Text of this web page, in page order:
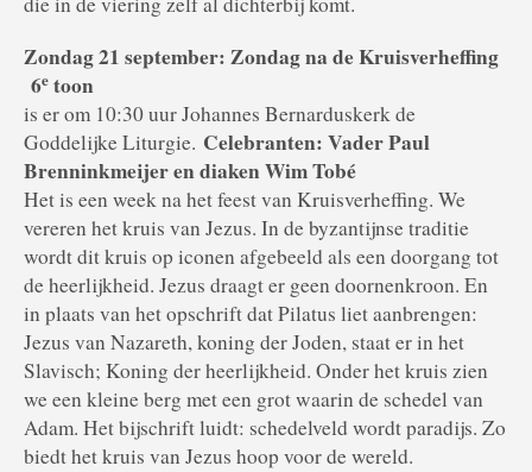
Zondag 21 september: Zondag na de Kruisverheffing
6e toon
is er om 10:30 uur Johannes Bernarduskerk de
Goddelijke Liturgie. Celebranten: Vader Paul
Brenninkmeijer en diaken Wim Tobé
Het is een week na het feest van Kruisverheffing. We
vereren het kruis van Jezus. In de byzantijnse traditie
wordt dit kruis op iconen afgebeeld als een doorgang tot
de heerlijkheid. Jezus draagt er geen doornenkroon. En
in plaats van het opschrift dat Pilatus liet aanbrengen:
Jezus van Nazareth, koning der Joden, staat er in het
Slavisch; Koning der heerlijkheid. Onder het kruis zien
we een kleine berg met een grot waarin de schedel van
Adam. Het bijschrift luidt: schedelveld wordt paradijs. Zo
biedt het kruis van Jezus hoop voor de wereld.